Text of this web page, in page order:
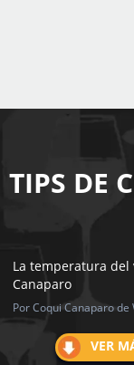
TIPS DE
La temperatura del
Canaparo
Por Coqui Canaparo de
VER